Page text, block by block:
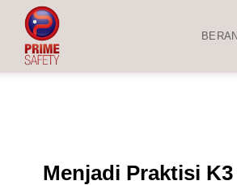
Menjadi Praktisi